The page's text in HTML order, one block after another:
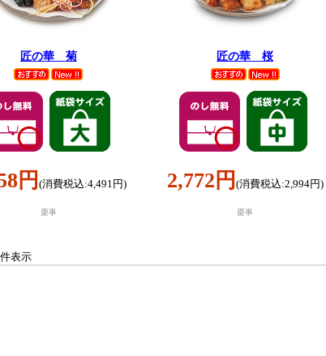
匠の華 菊
円(消費税込:4,491円)
慶事
匠の華 桜
2,772円 (消費税込:2,994円)
慶事
件表示